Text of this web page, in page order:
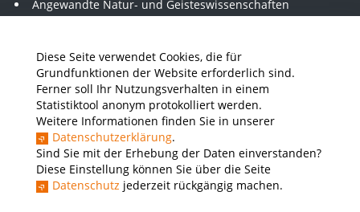
Diese Seite verwendet Cookies, die für
Grundfunktionen der Website erforderlich sind.
Ferner soll Ihr Nutzungsverhalten in einem
Statistiktool anonym protokolliert werden.
Weitere Informationen finden Sie in unserer
Datenschutzerklärung.
Sind Sie mit der Erhebung der Daten einverstanden?
Diese Einstellung können Sie über die Seite
Datenschutz jederzeit rückgängig machen.
Angewandte Natur- und Geisteswissenschaften
Angewandte Sozialwissenschaften
Elektrotechnik
Gestaltung
Informatik und Wirtschaftsinformatik
Kunststofftechnik und Vermessung
Maschinenbau
THWS Business School
Wirtschaftsingenieurwesen
Presse